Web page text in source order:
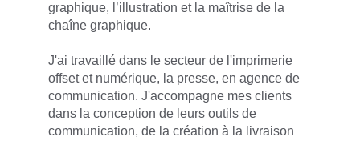
graphique, l’illustration et la maîtrise de la
chaîne graphique.
J'ai travaillé dans le secteur de l'imprimerie
offset et numérique, la presse, en agence de
communication. J'accompagne mes clients
dans la conception de leurs outils de
communication, de la création à la livraison